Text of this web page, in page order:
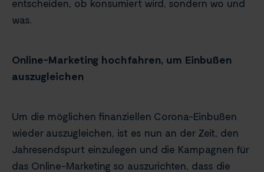
entscheiden, ob konsumiert wird, sondern wo und
was.
Online-Marketing hochfahren, um Einbußen
auszugleichen
Um die möglichen finanziellen Corona-Einbußen
wieder auszugleichen, ist es nun an der Zeit, den
Jahresendspurt einzulegen und die Kampagnen für
das Online-Marketing so auszurichten, dass die